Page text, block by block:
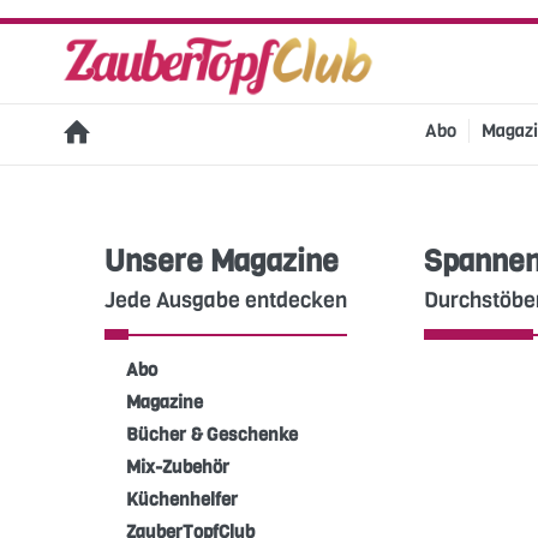
Abo
Unsere Magazine
Jede Ausgabe entdecken
Abo
Magazine
Bücher & Geschenke
Mix-Zubehör
Küchenhelfer
ZauberTopfClub